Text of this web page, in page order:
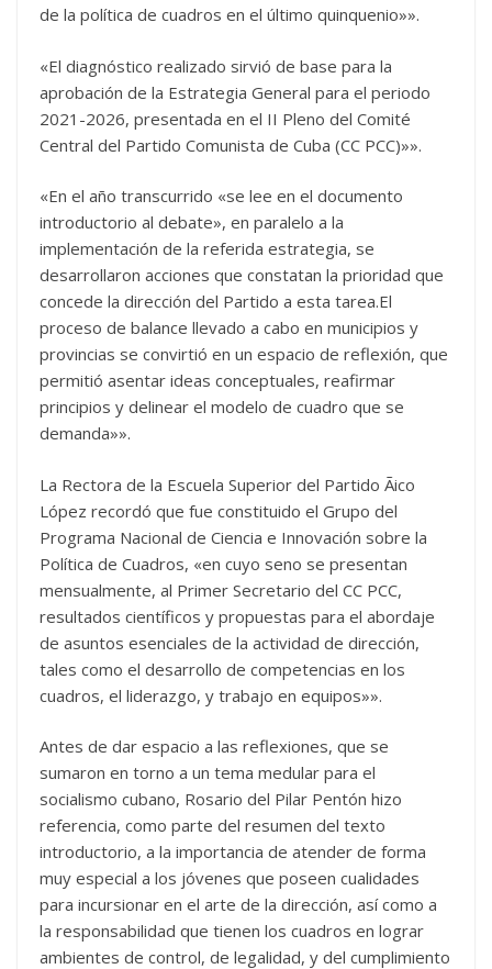
de la política de cuadros en el último quinquenio»».
«El diagnóstico realizado sirvió de base para la
aprobación de la Estrategia General para el periodo
2021-2026, presentada en el II Pleno del Comité
Central del Partido Comunista de Cuba (CC PCC)»».
«En el año transcurrido «se lee en el documento
introductorio al debate», en paralelo a la
implementación de la referida estrategia, se
desarrollaron acciones que constatan la prioridad que
concede la dirección del Partido a esta tarea.El
proceso de balance llevado a cabo en municipios y
provincias se convirtió en un espacio de reflexión, que
permitió asentar ideas conceptuales, reafirmar
principios y delinear el modelo de cuadro que se
demanda»».
La Rectora de la Escuela Superior del Partido Ãico
López recordó que fue constituido el Grupo del
Programa Nacional de Ciencia e Innovación sobre la
Política de Cuadros, «en cuyo seno se presentan
mensualmente, al Primer Secretario del CC PCC,
resultados científicos y propuestas para el abordaje
de asuntos esenciales de la actividad de dirección,
tales como el desarrollo de competencias en los
cuadros, el liderazgo, y trabajo en equipos»».
Antes de dar espacio a las reflexiones, que se
sumaron en torno a un tema medular para el
socialismo cubano, Rosario del Pilar Pentón hizo
referencia, como parte del resumen del texto
introductorio, a la importancia de atender de forma
muy especial a los jóvenes que poseen cualidades
para incursionar en el arte de la dirección, así como a
la responsabilidad que tienen los cuadros en lograr
ambientes de control, de legalidad, y del cumplimiento